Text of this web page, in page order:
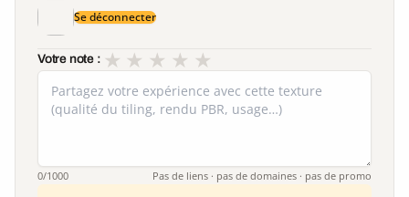
Se déconnecter
Votre note : ★
★
★
★
★
0/1000 Pas de liens · pas de domaines · pas de promo